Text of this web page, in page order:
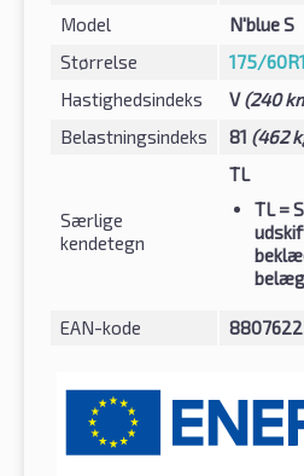
Model
N'blue S
Størrelse
175/
Hastighedsindeks
V(240
Belastningsindeks
81 (462
Særlige
kendetegn
TL
TL=
EAN-kode